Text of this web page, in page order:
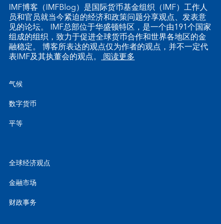
IMF博客（IMFBlog）是国际货币基金组织（IMF）工作人
员和官员就当今紧迫的经济和政策问题分享观点、发表意
见的论坛。 IMF总部位于华盛顿特区，是一个由191个国家
组成的组织，致力于促进全球货币合作和世界各地区的金
融稳定。 博客所表达的观点仅为作者的观点，并不一定代
表IMF及其执董会的观点。 阅读更多
气候
数字货币
平等
全球经济观点
金融市场
财政事务